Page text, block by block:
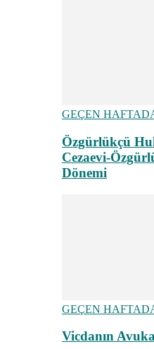
GEÇEN
Özgürlükçü
Cezaevi-
Dönemi
GEÇEN
Vicdanın